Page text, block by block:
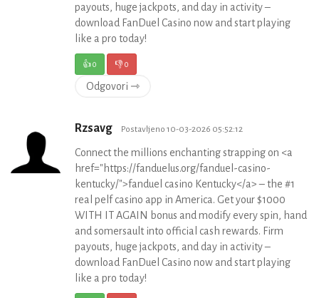
payouts, huge jackpots, and day in activity –
download FanDuel Casino now and start playing
like a pro today!
👍0 👎0
Odgovori ⇾
Rzsavg Postavljeno 10-03-2026 05:52:12
Connect the millions enchanting strapping on <a
href="https://fanduelus.org/fanduel-casino-
kentucky/">fanduel casino Kentucky</a> – the #1
real pelf casino app in America. Get your $1000
WITH IT AGAIN bonus and modify every spin, hand
and somersault into official cash rewards. Firm
payouts, huge jackpots, and day in activity –
download FanDuel Casino now and start playing
like a pro today!